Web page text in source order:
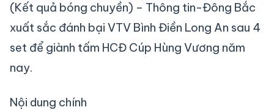
(Kết quả bóng chuyền) – Thông tin-Đông Bắc
xuất sắc đánh bại VTV Bình Điền Long An sau 4
set để giành tấm HCĐ Cúp Hùng Vương năm
nay.
Nội dung chính